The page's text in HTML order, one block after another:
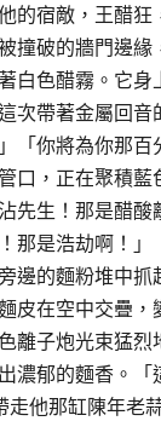
的宿敵，王醋
撞破的牆門邊
色醋霧。它身
次帶著金屬回
「你將為你那
口，正在聚積藍
先生！那是醋
那是浩劫啊！
邊的麵粉堆中
皮在空中交疊
離子炮光束猛
濃郁的麵香。
他那缸陳年老